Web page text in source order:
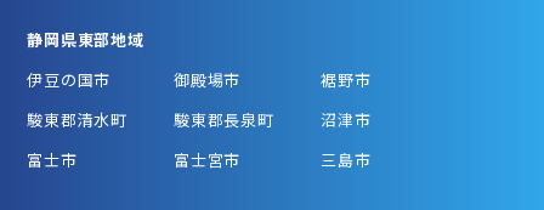
静岡県東部地域
伊豆の国市
御殿場市
裾野市
駿東郡清水町
駿東郡長泉町
沼津市
富士市
富士宮市 三島市